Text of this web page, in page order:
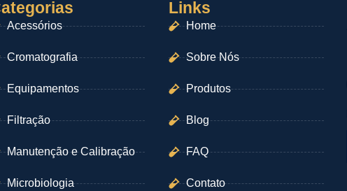
Acessórios
Cromatografia
Equipamentos
Filtração
Manutenção e Calibração
Microbiologia
Links
Home
Sobre Nós
Produtos
Blog
FAQ
Contato